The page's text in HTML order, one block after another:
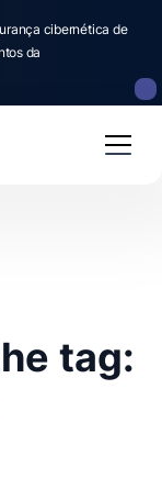
cibernética de
da
tag: